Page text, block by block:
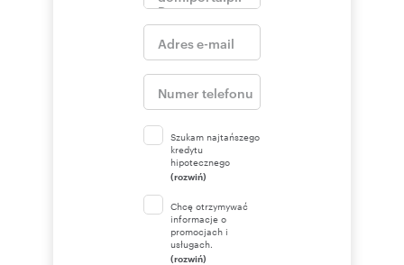
Szukam najtańszego
kredytu
hipotecznego
(rozwiń)
Chcę otrzymywać
informacje o
promocjach i
usługach.
(rozwiń)